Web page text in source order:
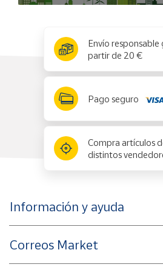
Envío
partir de 20 €
Pago seguro
Compra artículos
distintos
Información y ayuda
Correos Market